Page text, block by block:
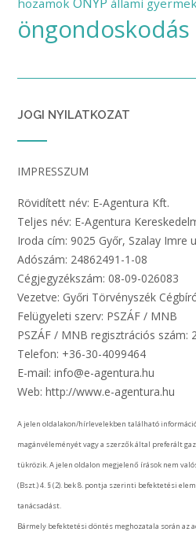
hozamok állami
öngondoskodás
JOGI NYILATKOZAT
IMPRESSZUM
Rövidített név: E-Agentura Kft.
Teljes név: E-Agentura
Iroda cím: 9025 Győr, Szalay Imre
Adószám: 24862491-1-08
Cégjegyzékszám: 08-09-026083
Vezetve: Győri Törvényszék
Felügyeleti szerv: PSZÁF / MNB
PSZÁF / MNB regisztrációs szám:
Telefon: +36-30-4099464
E-mail: info@e-agentura.hu
Web: http://www.e-agentura.hu
A jelen oldalakon/hírlevelekben található
magánvéleményét vagy a szerzők által preferált
tükrözik. A jelen oldalon megjelenő írások nem
(Bszt.) 4. § (2). bek 8. pontja szerinti befektetési
tanácsadást.
Bármely befektetési döntés meghozatala során az